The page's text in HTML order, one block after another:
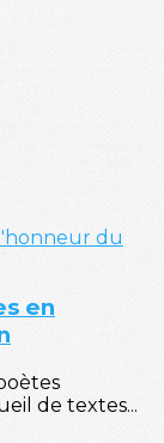
en
de textes...